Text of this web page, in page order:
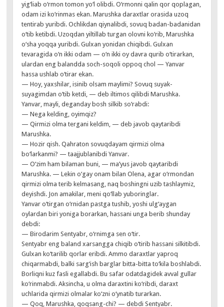
yig‘liab o‘rmon tomon yo‘l olibdi. O‘rmonni qalin qor qoplagan,
odam izi ko‘rinmas ekan. Marushka daraxtlar orasida uzoq
tentirab yuribdi. Ochlikdan qiynalibdi, sovuq badan-badanidan
o‘tib ketibdi. Uzoqdan yiltillab turgan olovni ko‘rib, Marushka
o‘sha yoqqa yuribdi. Gulxan yonidan chiqibdi. Gulxan
tevaragida o‘n ikki odam — o‘n ikki oy davra qurib o‘tirarkan,
ulardan eng balandda soch-soqoli oppoq chol — Yanvar
hassa ushlab o‘tirar ekan.
— Hoy, yaxshilar, isinib olsam maylimi? Sovuq suyak-
suyagimdan o‘tib ketdi, — deb iltimos qilibdi Marushka.
Yanvar, mayli, deganday bosh silkib so‘rabdi:
— Nega kelding, oyimqiz?
— Qirmizi olma tergani keldim, — deb javob qaytaribdi
Marushka.
— Hozir qish. Qahraton sovuqdayam qirmizi olma
bo‘larkanmi? — taajjublanibdi Yanvar.
— O‘zim ham bilaman buni, — ma’yus javob qaytaribdi
Marushka. — Lekin o‘gay onam bilan Olena, agar o‘rmondan
qirmizi olma terib kelmasang, naq boshingni uzib tashlaymiz,
deyishdi. Jon amakilar, meni qo‘llab yuboringlar.
Yanvar o‘tirgan o‘rnidan pastga tushib, yoshi ulg‘aygan
oylardan biri yoniga borarkan, hassani unga berib shunday
debdi:
— Birodarim Sentyabr, o‘rnimga sen o‘tir.
Sentyabr eng baland xarsangga chiqib o‘tirib hassani silkitibdi.
Gulxan ko‘tarilib qorlar eribdi. Ammo daraxtlar yaproq
chiqarmabdi, balki sarg‘ish barglar bitta-bitta to‘kila boshlabdi.
Borliqni kuz fasli egallabdi. Bu safar odatdagidek avval gullar
ko‘rinmabdi. Aksincha, u olma daraxtini ko‘ribdi, daraxt
uchlarida qirmizi olmalar ko‘zni o‘ynatib turarkan.
— Qoq, Marushka, qoqsang-chi? — debdi Sentyabr.